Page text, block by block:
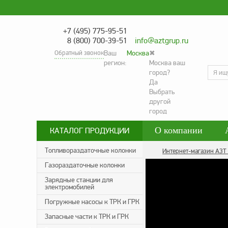
+7 (495) 775-95-51
8 (800) 700-39-51
info@aztgrup.ru
Обратный звонокВаш
регион:
Москва✖
Москва ваш
город?
Да
Выбрать
другой
город
КАТАЛОГ ПРОДУКЦИИ
Топливораздаточные колонки
Газораздаточные колонки
Зарядные станции для
электромобилей
Погружные насосы к ТРК и ГРК
Запасные части к ТРК и ГРК
О компании
Контакты
Интернет-магазин